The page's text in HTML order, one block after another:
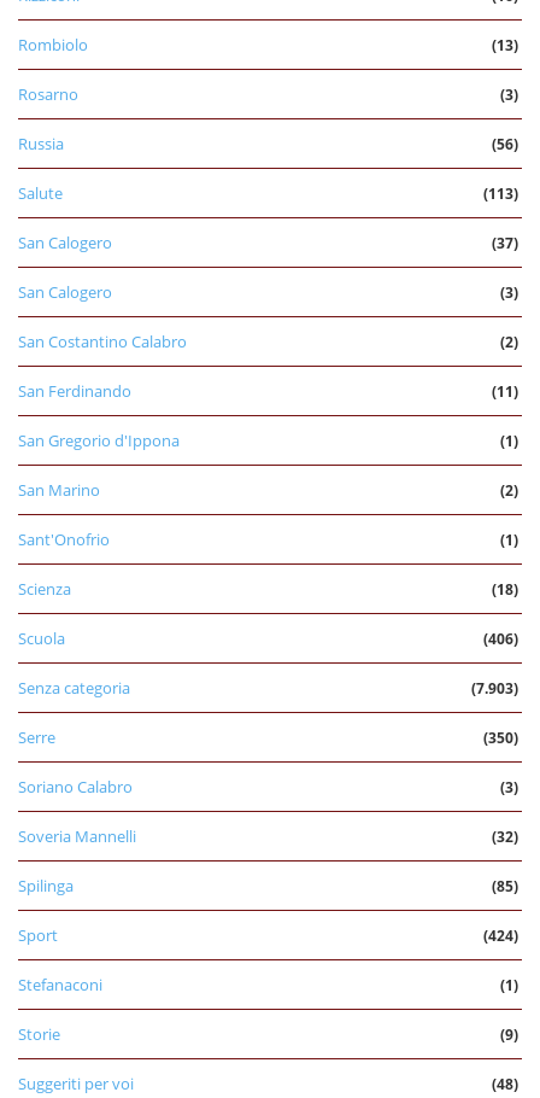
Rombiolo (13)
Rosarno (3)
Russia (56)
Salute (113)
San Calogero (37)
San Calogero (3)
San Costantino Calabro (2)
San Ferdinando (11)
San Gregorio d'Ippona (1)
San Marino (2)
Sant'Onofrio (1)
Scienza (18)
Scuola (406)
Senza categoria (7.903)
Serre (350)
Soriano Calabro (3)
Soveria Mannelli (32)
Spilinga (85)
Sport (424)
Stefanaconi (1)
Storie (9)
Suggeriti per voi (48)